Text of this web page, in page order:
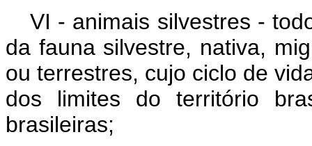
VI - animais silvestres -
da fauna silvestre, nativa,
ou terrestres, cujo ciclo de
dos limites do território
brasileiras;